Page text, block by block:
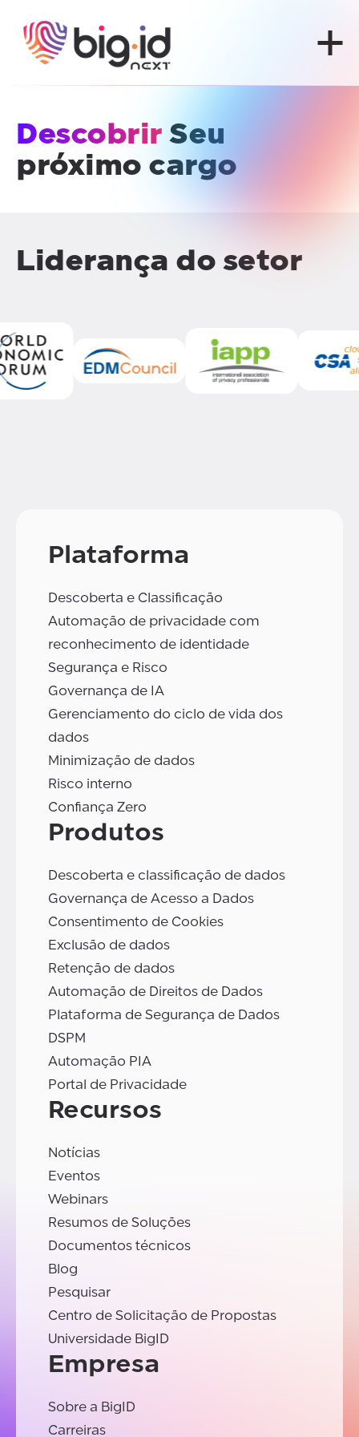
Descobrir Seu
próximo cargo
Liderança do setor
Plataforma
Descoberta e Classificação
Automação de privacidade com
reconhecimento de identidade
Segurança e Risco
Governança de IA
Gerenciamento do ciclo de vida dos
dados
Minimização de dados
Risco interno
Confiança Zero
Produtos
Descoberta e classificação de dados
Governança de Acesso a Dados
Consentimento de Cookies
Exclusão de dados
Retenção de dados
Automação de Direitos de Dados
Plataforma de Segurança de Dados
DSPM
Automação PIA
Portal de Privacidade
Recursos
Notícias
Eventos
Webinars
Resumos de Soluções
Documentos técnicos
Blog
Pesquisar
Centro de Solicitação de Propostas
Universidade BigID
Empresa
Sobre a BigID
Carreiras